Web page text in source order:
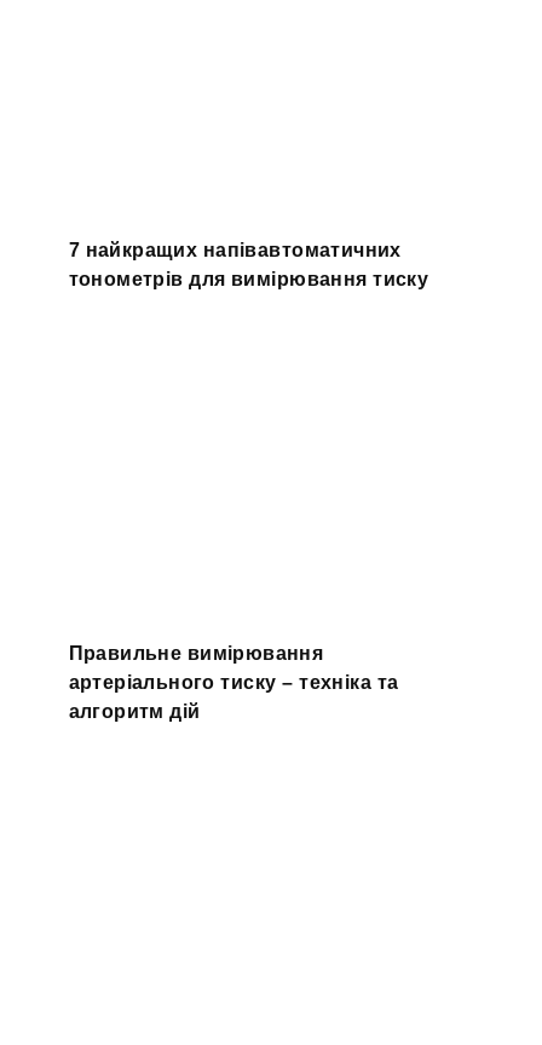
7 найкращих напівавтоматичних
тонометрів для вимірювання тиску
Правильне вимірювання
артеріального тиску – техніка та
алгоритм дій